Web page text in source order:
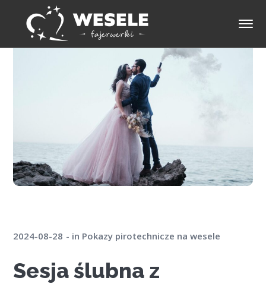
2024-08-28 in Pokazy pirotechnicze na wesele
Sesja ślubna z